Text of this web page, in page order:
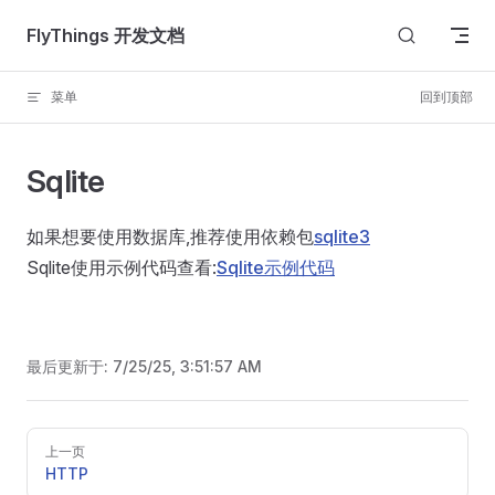
Skip to content
FlyThings 开发文档
菜单 回到顶部
Sqlite
如果想要使用数据库,推荐使用依赖包sqlite3
Sqlite使用示例代码查看:Sqlite示例代码
最后更新于: 7/25/25, 3:51:57 AM
Pager
上一页
HTTP